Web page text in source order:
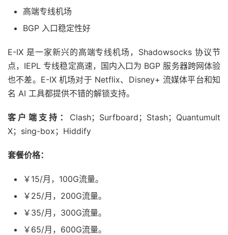
高端专线机场
BGP 入口稳定性好
E-IX 是一家新兴的高端专线机场，Shadowsocks 协议节
点，IEPL 专线稳定高速，国内入口为 BGP 服务器跨网体验
也不差。E-IX 机场对于 Netflix、Disney+ 流媒体平台和知
名 AI 工具都提供不错的解锁支持。
客户端支持： Clash；Surfboard；Stash；Quantumult
X；sing-box；Hiddify
套餐价格：
￥15/月，100G流量。
￥25/月，200G流量。
￥35/月，300G流量。
￥65/月，600G流量。